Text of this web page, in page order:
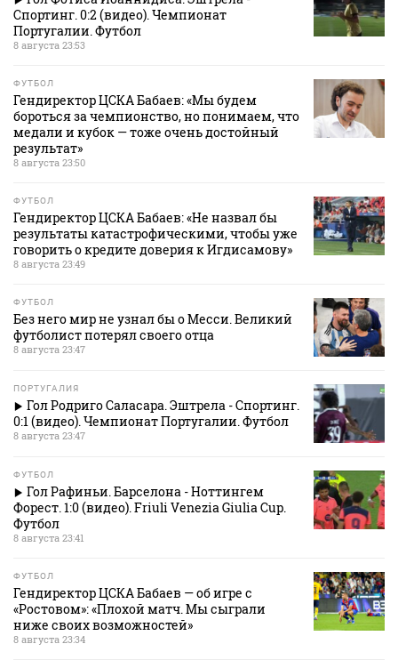
Спортинг. 0:2 (видео). Чемпионат
Португалии. Футбол
8 августа 23:53
ФУТБОЛ
Гендиректор ЦСКА Бабаев: «Мы будем
бороться за чемпионство, но понимаем, что
медали и кубок — тоже очень достойный
результат»
8 августа 23:50
ФУТБОЛ
Гендиректор ЦСКА Бабаев: «Не назвал бы
результаты катастрофическими, чтобы уже
говорить о кредите доверия к Игдисамову»
8 августа 23:49
ФУТБОЛ
Без него мир не узнал бы о Месси. Великий
футболист потерял своего отца
8 августа 23:47
ПОРТУГАЛИЯ
Гол Родриго Саласара. Эштрела - Спортинг.
0:1 (видео). Чемпионат Португалии. Футбол
8 августа 23:47
ФУТБОЛ
Гол Рафиньи. Барселона - Ноттингем
Форест. 1:0 (видео). Friuli Venezia Giulia Cup.
Футбол
8 августа 23:41
ФУТБОЛ
Гендиректор ЦСКА Бабаев — об игре с
«Ростовом»: «Плохой матч. Мы сыграли
ниже своих возможностей»
8 августа 23:34